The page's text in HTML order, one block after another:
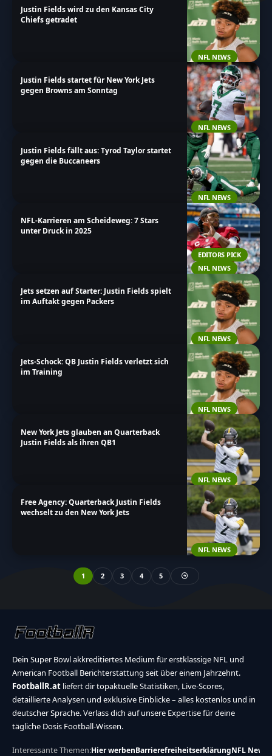
NFL NEWS
Justin Fields wird zu den Kansas City
Chiefs getradet
NFL NEWS
Justin Fields startet für New York Jets
gegen Browns am Sonntag
NFL NEWS
Justin Fields fällt aus: Tyrod Taylor startet
gegen die Buccaneers
EDITORS PICK
NFL NEWS
NFL-Karrieren am Scheideweg: 7 Stars
unter Druck in 2025
NFL NEWS
Jets setzen auf Starter: Justin Fields spielt
im Auftakt gegen Packers
NFL NEWS
Jets-Schock: QB Justin Fields verletzt sich
im Training
NFL NEWS
New York Jets glauben an Quarterback
Justin Fields als ihren QB1
NFL NEWS
Free Agency: Quarterback Justin Fields
wechselt zu den New York Jets
1 2 3 4 5
Dein Super Bowl akkreditiertes Medium für erstklassige NFL und
American Football Berichterstattung seit über einem Jahrzehnt.
FootballR.at liefert dir topaktuelle Statistiken, Live-Scores,
detaillierte Analysen und exklusive Einblicke – alles kostenlos und in
deutscher Sprache. Verlass dich auf unsere Expertise für deine
tägliche Dosis Football-Wissen.
Interessante Themen:Hier werbenBarrierefreiheitserklärungNFL News